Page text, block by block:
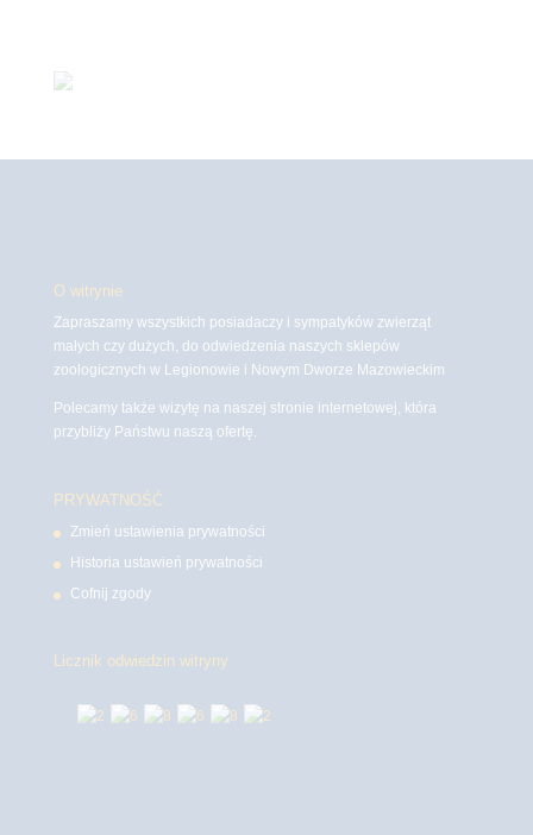
O witrynie
Zapraszamy wszystkich posiadaczy i sympatyków zwierząt
małych czy dużych, do odwiedzenia naszych sklepów
zoologicznych w Legionowie i Nowym Dworze Mazowieckim
Polecamy także wizytę na naszej stronie internetowej, która
przybliży Państwu naszą ofertę.
PRYWATNOŚĆ
Zmień ustawienia prywatności
Historia ustawień prywatności
Cofnij zgody
Licznik odwiedzin witryny